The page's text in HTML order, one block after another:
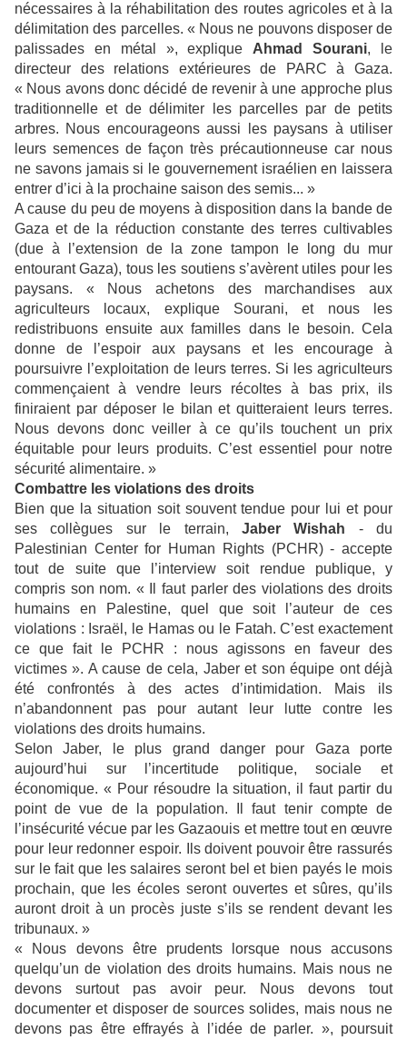
nécessaires à la réhabilitation des routes agricoles et à la
délimitation des parcelles. « Nous ne pouvons disposer de
palissades en métal », explique Ahmad Sourani, le
directeur des relations extérieures de PARC à Gaza.
« Nous avons donc décidé de revenir à une approche plus
traditionnelle et de délimiter les parcelles par de petits
arbres. Nous encourageons aussi les paysans à utiliser
leurs semences de façon très précautionneuse car nous
ne savons jamais si le gouvernement israélien en laissera
entrer d’ici à la prochaine saison des semis... »
A cause du peu de moyens à disposition dans la bande de
Gaza et de la réduction constante des terres cultivables
(due à l’extension de la zone tampon le long du mur
entourant Gaza), tous les soutiens s’avèrent utiles pour les
paysans. « Nous achetons des marchandises aux
agriculteurs locaux, explique Sourani, et nous les
redistribuons ensuite aux familles dans le besoin. Cela
donne de l’espoir aux paysans et les encourage à
poursuivre l’exploitation de leurs terres. Si les agriculteurs
commençaient à vendre leurs récoltes à bas prix, ils
finiraient par déposer le bilan et quitteraient leurs terres.
Nous devons donc veiller à ce qu’ils touchent un prix
équitable pour leurs produits. C’est essentiel pour notre
sécurité alimentaire. »
Combattre les violations des droits
Bien que la situation soit souvent tendue pour lui et pour
ses collègues sur le terrain, Jaber Wishah - du
Palestinian Center for Human Rights (PCHR) - accepte
tout de suite que l’interview soit rendue publique, y
compris son nom. « Il faut parler des violations des droits
humains en Palestine, quel que soit l’auteur de ces
violations : Israël, le Hamas ou le Fatah. C’est exactement
ce que fait le PCHR : nous agissons en faveur des
victimes ». A cause de cela, Jaber et son équipe ont déjà
été confrontés à des actes d’intimidation. Mais ils
n’abandonnent pas pour autant leur lutte contre les
violations des droits humains.
Selon Jaber, le plus grand danger pour Gaza porte
aujourd’hui sur l’incertitude politique, sociale et
économique. « Pour résoudre la situation, il faut partir du
point de vue de la population. Il faut tenir compte de
l’insécurité vécue par les Gazaouis et mettre tout en œuvre
pour leur redonner espoir. Ils doivent pouvoir être rassurés
sur le fait que les salaires seront bel et bien payés le mois
prochain, que les écoles seront ouvertes et sûres, qu’ils
auront droit à un procès juste s’ils se rendent devant les
tribunaux. »
« Nous devons être prudents lorsque nous accusons
quelqu’un de violation des droits humains. Mais nous ne
devons surtout pas avoir peur. Nous devons tout
documenter et disposer de sources solides, mais nous ne
devons pas être effrayés à l’idée de parler. », poursuit